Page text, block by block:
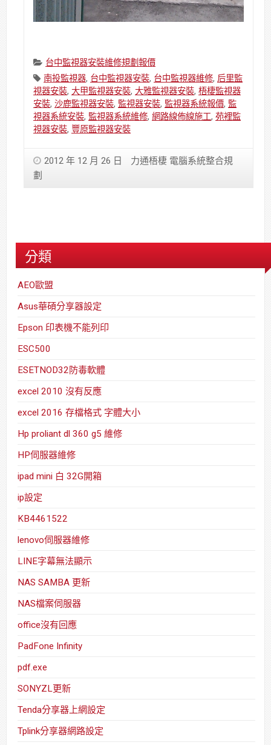
Categories:
台中監視器安裝維修規劃報價
Tags:
南投監視器, 台中監視器安裝, 台中監視器維修, 后里監
視器安裝, 大甲監視器安裝, 大雅監視器安裝, 梧棲監視器
安裝, 沙鹿監視器安裝, 監視器安裝, 監視器系統報價, 監
視器系統安裝, 監視器系統維修, 網路線佈線施工, 苑裡監
視器安裝, 豐原監視器安裝
2012 年 12 月 26 日
力通梧棲 電腦系統整合規
劃
分類
AEO歐盟
Asus華碩分享器設定
Epson 印表機不能列印
ESC500
ESETNOD32防毒軟體
excel 2010 沒有反應
excel 2016 存檔格式 字體大小
Hp proliant dl 360 g5 維修
HP伺服器維修
ipad mini 白 32G開箱
ip設定
KB4461522
lenovo伺服器維修
LINE字幕無法顯示
NAS SAMBA 更新
NAS檔案伺服器
office沒有回應
PadFone Infinity
pdf.exe
SONYZL更新
Tenda分享器上網設定
Tplink分享器網路設定